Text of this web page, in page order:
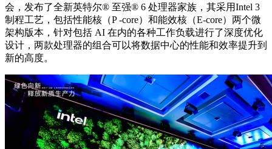
会，发布了全新英特尔®️ 至强®️ 6 处理器家族，其采用Intel 3
制程工艺，包括性能核（P -core）和能效核（E-core）两个微
架构版本，针对包括 AI 在内的各种工作负载进行了深度优化
设计，两款处理器的组合可以将数据中心的性能和效率提升到
新的高度。